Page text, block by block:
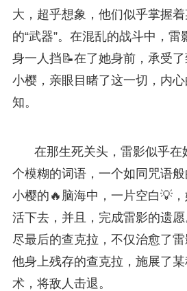
大，超乎想象，他们似乎掌握
的“武器”。在混乱的战斗中，
身一人挡📝在了她身前，承受
小樱，亲眼目睹了这一切，内
知。
在那生死关头，雷影似乎在
个模糊的词语，一个如同咒语
小樱的🔥脑海中，一片空白💡
活下去，并且，完成雷影的遗
尽最后的查克拉，不仅治愈了
他身上残存的查克拉，施展了
术，将敌人击退。